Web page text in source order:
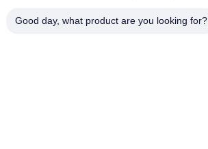
पता
Good day, what product are you looking for?